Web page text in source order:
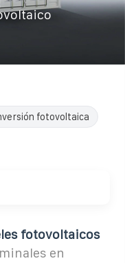
fotovoltaica
fotovoltaicos
en